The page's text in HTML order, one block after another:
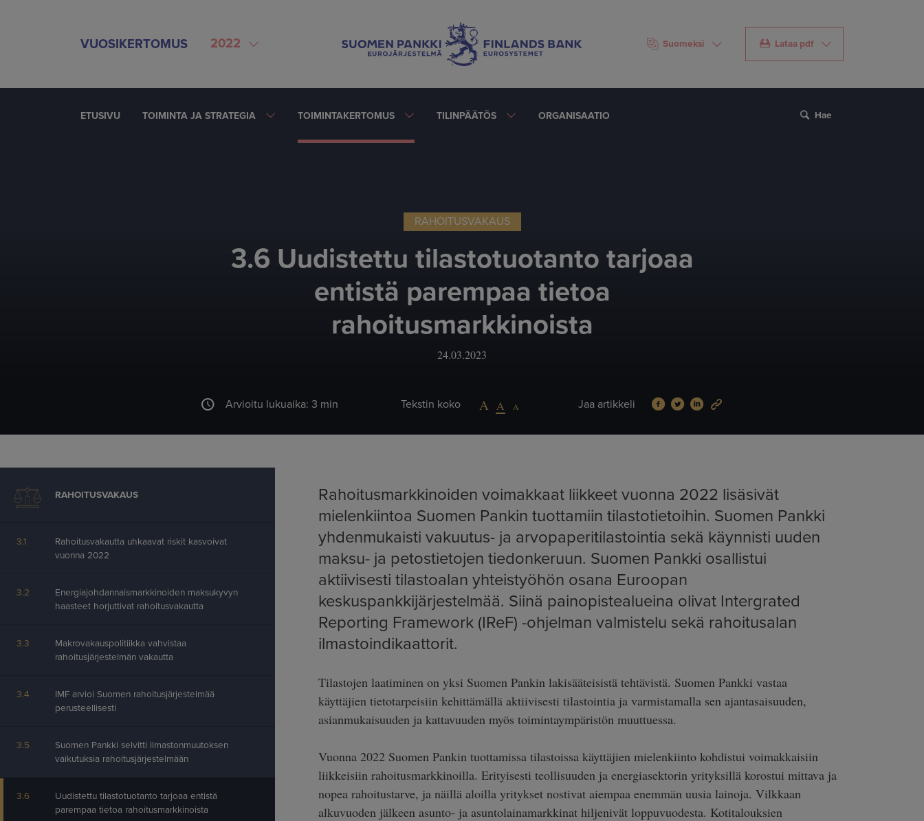
VUOSIKERTOMUS 2022 Suomeksi Lataa pdf
ETUSIVU TOIMINTA JA STRATEGIA TOIMINTAKERTOMUS TILINPÄÄTÖS ORGANISAATIO Hae
RAHOITUSVAKAUS
3.6 Uudistettu tilastotuotanto tarjoaa
entistä parempaa tietoa
rahoitusmarkkinoista
24.03.2023
Arvioitu lukuaika: 3 min Tekstin koko Jaa artikkeli Jaa Facebookissa: Uudistettu tilastotuotanto tarjoaa
Jaa Twitterissä: Uudistettu tilastotuotanto
Jaa LinkedInissä: Uudistettu tilastotuotanto
RAHOITUSVAKAUS
3.1
Rahoitusvakautta uhkaavat riskit kasvoivat
vuonna 2022
3.2
Energiajohdannaismarkkinoiden maksukyvyn
haasteet horjuttivat rahoitusvakautta
3.3
Makrovakauspolitiikka vahvistaa
rahoitusjärjestelmän vakautta
3.4
IMF arvioi Suomen rahoitusjärjestelmää
perusteellisesti
3.5
Suomen Pankki selvitti ilmastonmuutoksen
vaikutuksia rahoitusjärjestelmään
3.6
Uudistettu tilastotuotanto tarjoaa entistä
parempaa tietoa rahoitusmarkkinoista
Rahoitusmarkkinoiden voimakkaat liikkeet vuonna 2022 lisäsivät
mielenkiintoa Suomen Pankin tuottamiin tilastotietoihin. Suomen Pankki
yhdenmukaisti vakuutus- ja arvopaperitilastointia sekä käynnisti uuden
maksu- ja petostietojen tiedonkeruun. Suomen Pankki osallistui
aktiivisesti tilastoalan yhteistyöhön osana Euroopan
keskuspankkijärjestelmää. Siinä painopistealueina olivat Intergrated
Reporting Framework (IReF) -ohjelman valmistelu sekä rahoitusalan
ilmastoindikaattorit.
Tilastojen laatiminen on yksi Suomen Pankin lakisääteisistä tehtävistä. Suomen Pankki vastaa
käyttäjien tietotarpeisiin kehittämällä aktiivisesti tilastointia ja varmistamalla sen ajantasaisuuden,
asianmukaisuuden ja kattavuuden myös toimintaympäristön muuttuessa.
Vuonna 2022 Suomen Pankin tuottamissa tilastoissa käyttäjien mielenkiinto kohdistui voimakkaisiin
liikkeisiin rahoitusmarkkinoilla. Erityisesti teollisuuden ja energiasektorin yrityksillä korostui mittava ja
nopea rahoitustarve, ja näillä aloilla yritykset nostivat aiempaa enemmän uusia lainoja. Vilkkaan
alkuvuoden jälkeen asunto- ja asuntolainamarkkinat hiljenivät loppuvuodesta. Kotitalouksien